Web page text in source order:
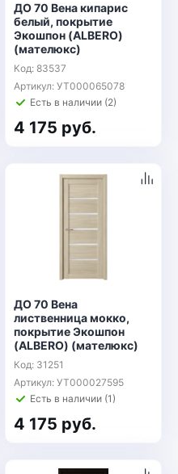
ДО 70 Вена кипарис
белый, покрытие
Экошпон (ALBERO)
(мателюкс)
Код: 83537
Артикул: УТ000065078
Есть в наличии (2)
4 175 руб.
ДО 70 Вена
лиственница мокко,
покрытие Экошпон
(ALBERO) (мателюкс)
Код: 31251
Артикул: УТ000027595
Есть в наличии (1)
4 175 руб.